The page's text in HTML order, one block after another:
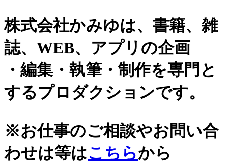
株式会社かみゆは、書籍、雑
誌、WEB、アプリの企画
・編集・執筆・制作を専門と
するプロダクションです。
※お仕事のご相談やお問い合
わせは等はこちらから
城
日本史通史
2026年